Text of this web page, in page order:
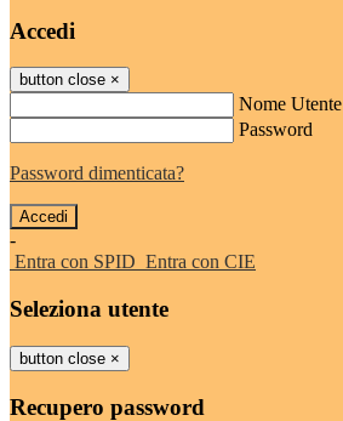
Accedi
button close ×
Nome Utente
Password
Password dimenticata?
-
Entra con SPID Entra con CIE
Seleziona utente
button close ×
Recupero password